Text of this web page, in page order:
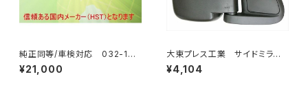
純正同等/車検対応 032-132
タウンエース ライトエース トラ
ック
¥21,000
大東プレス工業 サイドミラー/
バックミラダイハツ ハイゼッ
ト 右 99年～ DI-646
¥4,104